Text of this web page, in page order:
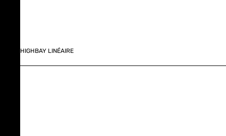
HIGHBAY LINÉAIRE